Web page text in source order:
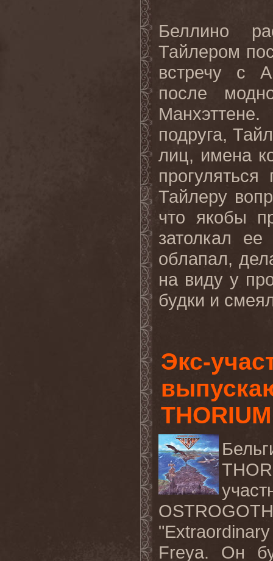
Беллино
Тайлером
встречу с
после
подруга,
лиц, имена
Тайлеру
что якобы
затолкал
облапал,
на виду у
будки и
Экс-
THORIUM
OSTROGOTH
"Extraordinary
Freya. Он